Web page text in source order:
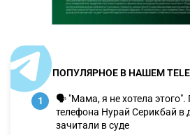
ПОПУЛЯРНОЕ В НАШЕМ
1
🗣 "Мама, я не хотела этого".
телефона Нурай Серикбай в
зачитали в суде